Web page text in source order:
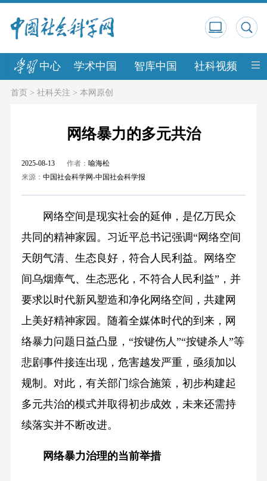
中心 学术中国 智库中国 社科视频 中
首页> 社科关注 > 本网原创
网络暴力的多元共治
2025-08-13 作者： 喻海松
来源： 中国社会科学网-中国社会科学报
网络空间是现实社会的延伸，是亿万民众
共同的精神家园。习近平总书记强调“网络空间
天朗气清、生态良好，符合人民利益。网络空
间乌烟瘴气、生态恶化，不符合人民利益”，并
要求以时代新风塑造和净化网络空间，共建网
上美好精神家园。随着全媒体时代的到来，网
络暴力问题日益凸显，“按键伤人”“按键杀人”等
悲剧事件接连出现，危害越发严重，亟须加以
规制。对此，有关部门综合施策，初步构建起
多元共治的模式并取得初步成效，未来还需持
续落实并不断改进。
网络暴力治理的当前举措